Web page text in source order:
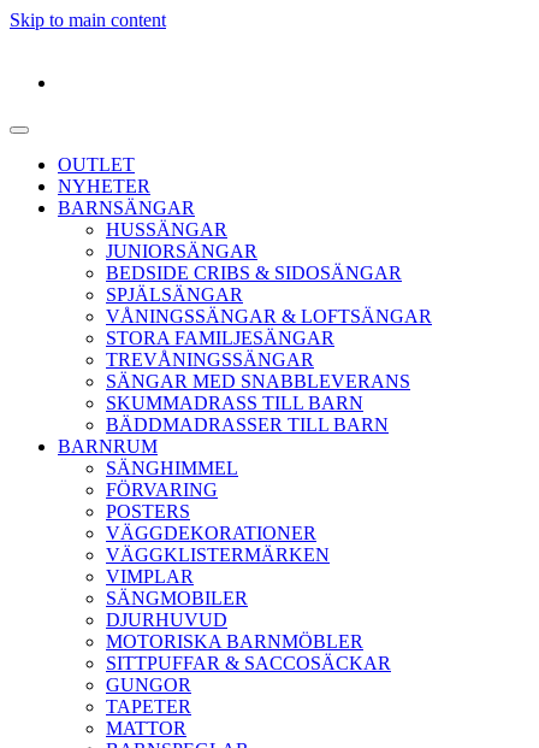
Skip to main content
OUTLET
NYHETER
BARNSÄNGAR
HUSSÄNGAR
JUNIORSÄNGAR
BEDSIDE CRIBS & SIDOSÄNGAR
SPJÄLSÄNGAR
VÅNINGSSÄNGAR & LOFTSÄNGAR
STORA FAMILJESÄNGAR
TREVÅNINGSSÄNGAR
SÄNGAR MED SNABBLEVERANS
SKUMMADRASS TILL BARN
BÄDDMADRASSER TILL BARN
BARNRUM
SÄNGHIMMEL
FÖRVARING
POSTERS
VÄGGDEKORATIONER
VÄGGKLISTERMÄRKEN
VIMPLAR
SÄNGMOBILER
DJURHUVUD
MOTORISKA BARNMÖBLER
SITTPUFFAR & SACCOSÄCKAR
GUNGOR
TAPETER
MATTOR